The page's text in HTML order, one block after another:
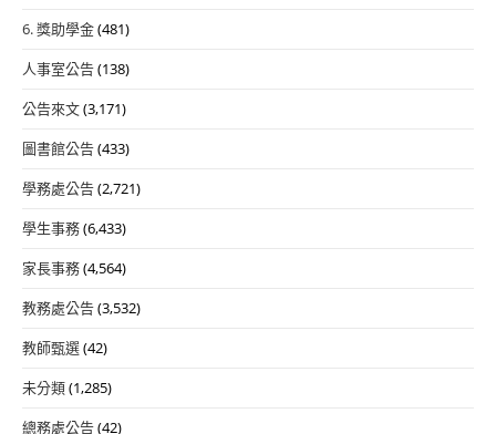
6. 獎助學金(481)
人事室公告(138)
公告來文(3,171)
圖書館公告(433)
學務處公告(2,721)
學生事務(6,433)
家長事務(4,564)
教務處公告(3,532)
教師甄選(42)
未分類(1,285)
總務處公告(42)